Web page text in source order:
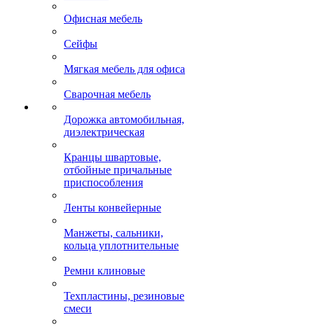
Офисная мебель
Сейфы
Мягкая мебель для офиса
Сварочная мебель
Дорожка автомобильная,
диэлектрическая
Кранцы швартовые,
отбойные причальные
приспособления
Ленты конвейерные
Манжеты, сальники,
кольца уплотнительные
Ремни клиновые
Техпластины, резиновые
смеси